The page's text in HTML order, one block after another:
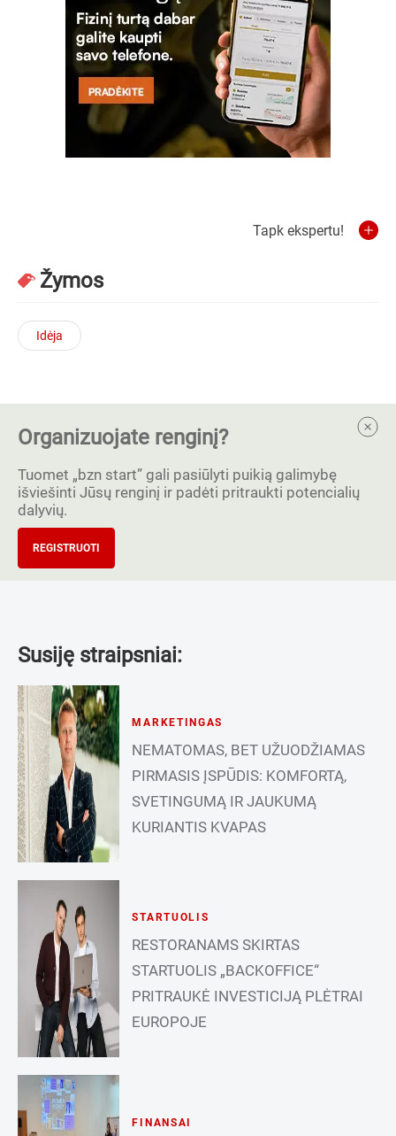
Tapk ekspertu!
Žymos
Idėja
Organizuojate renginį?
Tuomet „bzn start” gali pasiūlyti puikią galimybę
išviešinti Jūsų renginį ir padėti pritraukti potencialių
dalyvių.
REGISTRUOTI
Susiję straipsniai:
MARKETINGAS
NEMATOMAS, BET UŽUODŽIAMAS
PIRMASIS ĮSPŪDIS: KOMFORTĄ,
SVETINGUMĄ IR JAUKUMĄ
KURIANTIS KVAPAS
STARTUOLIS
RESTORANAMS SKIRTAS
STARTUOLIS „BACKOFFICE“
PRITRAUKĖ INVESTICIJĄ PLĖTRAI
EUROPOJE
FINANSAI